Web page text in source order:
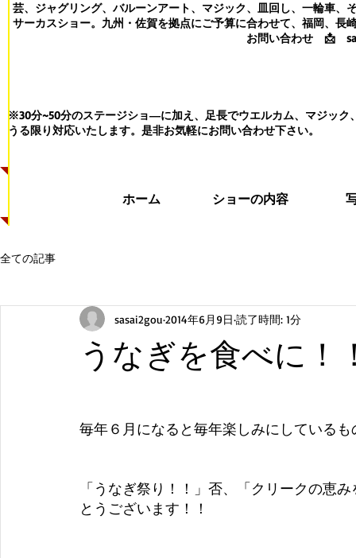
芸、ジャグリング、バルーンアート、マジック、皿回し、一輪車、
サーカスショー。九州・佐賀を拠点にご予算に合わせて、福岡、長
お問い合わせ 📩
※30分~50分のステージショ―に加え、足長でウエルカム、マジック
うる限り対応いたします。 是非お気軽にお問い合わせ下さい。
ホーム ショーの内容
全ての記事
うなぎを食べに！
sasai2gou 2014年6月9日 読了時間: 1分
毎年６月になると毎年楽しみにしている
「うなぎ祭り！！」否、「クリークの恵
とうございます！！